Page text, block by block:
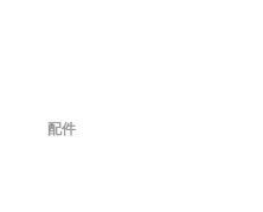
配件